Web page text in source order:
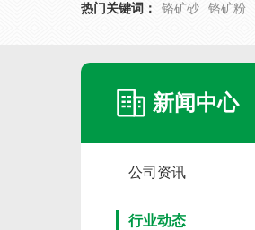
热门关键词： 铬矿砂 铬矿粉
新闻中心
公司资讯
行业动态